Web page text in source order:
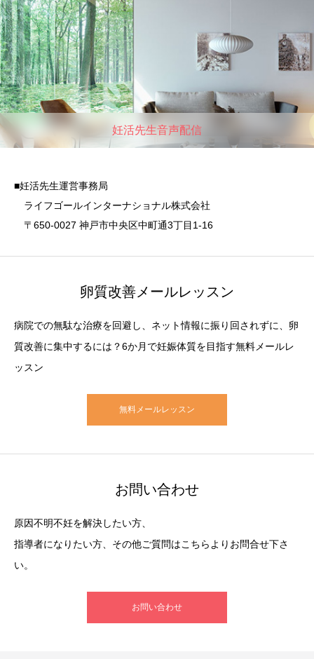
妊活先生音声配信
■妊活先生運営事務局
ライフゴールインターナショナル株式会社
〒650-0027 神戸市中央区中町通3丁目1-16
卵質改善メールレッスン
病院での無駄な治療を回避し、ネット情報に振り回されずに、卵
質改善に集中するには？6か月で妊娠体質を目指す無料メールレ
ッスン
無料メールレッスン
お問い合わせ
原因不明不妊を解決したい方、
指導者になりたい方、その他ご質問はこちらよりお問合せ下さ
い。
お問い合わせ